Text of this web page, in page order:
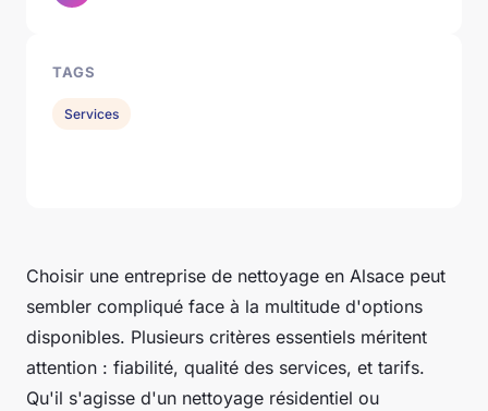
Choisir une entreprise de nettoyage en Alsace peut
sembler compliqué face à la multitude d'options
disponibles. Plusieurs critères essentiels méritent
attention : fiabilité, qualité des services, et tarifs.
Qu'il s'agisse d'un nettoyage résidentiel ou
TAGS
Services